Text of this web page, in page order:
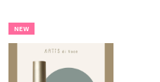
NEW